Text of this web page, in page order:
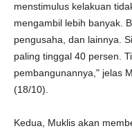
menstimulus kelakuan
mengambil lebih banyak.
pengusaha, dan lainnya.
paling tinggal 40 persen.
pembangunannya," jelas
(18/10).
Kedua, Muklis akan